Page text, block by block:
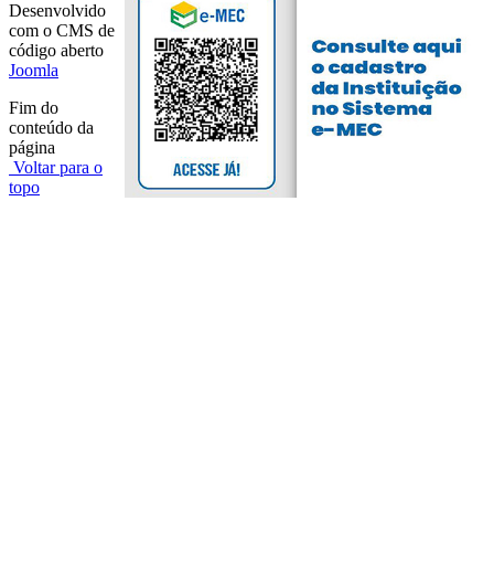
Desenvolvido
com o CMS de
código aberto
Joomla
Fim do
conteúdo da
página
Voltar para o
topo